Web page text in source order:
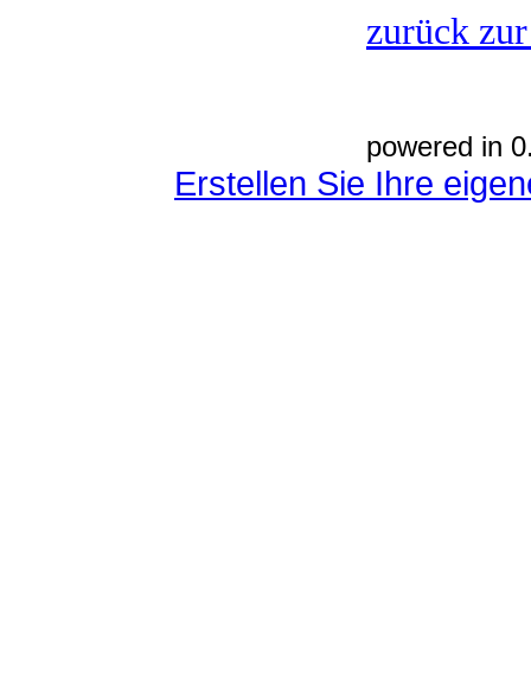
zurück
powered in
Erstellen Sie Ihre